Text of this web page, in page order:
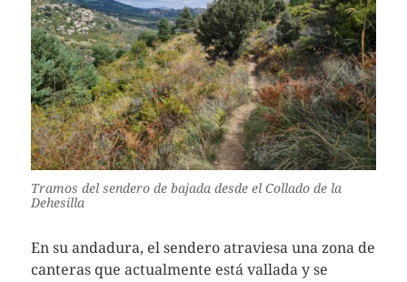
Tramos del sendero de bajada desde el Collado de la
Dehesilla
En su andadura, el sendero atraviesa una zona de
canteras que actualmente está vallada y se